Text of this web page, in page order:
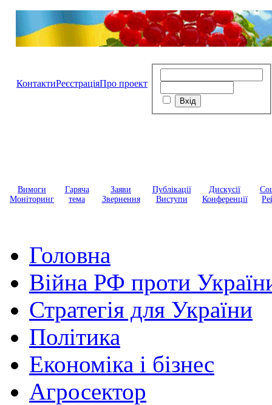
КонтактиРеєстраціяПро проект
Вимоги
Моніторинг
Гаряча
тема
Заяви
Звернення
Публікації
Виступи
Дискусії
Конференції
Головна
Війна РФ проти
Стратегія для України
Політика
Економіка і бізнес
Агросектор